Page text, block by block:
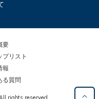
要
プリスト
報
る質問